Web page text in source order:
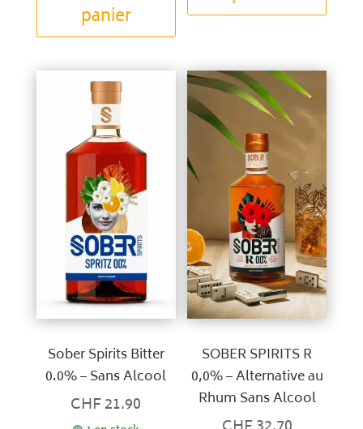
panier
Sober Spirits Bitter
0.0% – Sans Alcool
CHF21.90
SOBER SPIRITS R
0,0% – Alternative au
Rhum Sans Alcool